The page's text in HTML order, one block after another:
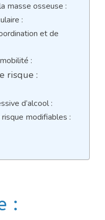
masse osseuse :
:
et de
:
risque :
d’alcool :
modifiables :
: